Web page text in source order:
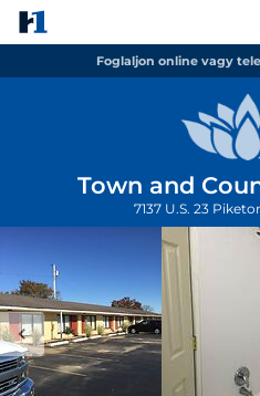
Foglaljon online vagy
Town and
7137 U.S. 23